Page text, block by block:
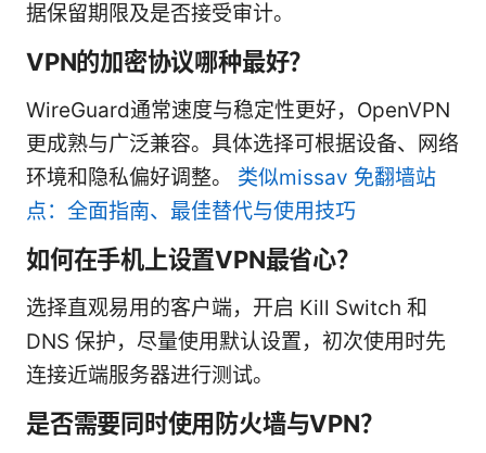
据保留期限及是否接受审计。
VPN的加密协议哪种最好？
WireGuard通常速度与稳定性更好，OpenVPN
更成熟与广泛兼容。具体选择可根据设备、网络
环境和隐私偏好调整。 类似missav 免翻墙站
点：全面指南、最佳替代与使用技巧
如何在手机上设置VPN最省心？
选择直观易用的客户端，开启 Kill Switch 和
DNS 保护，尽量使用默认设置，初次使用时先
连接近端服务器进行测试。
是否需要同时使用防火墙与VPN？